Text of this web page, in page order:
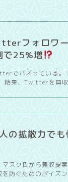
フォロワ
で25%増
でバズっている。
結果、Twitterを買
の拡散力で
スク氏から買収提
防ぐためのポイズ